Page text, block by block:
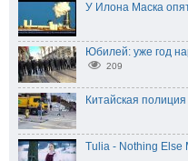
У Илона Маска
Юбилей: уже год
209
Китайская
Tulia - Nothing Else